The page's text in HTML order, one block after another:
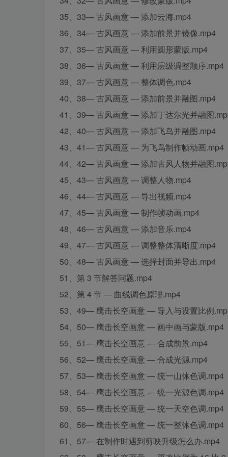
35、33— 古风画意 — 添加云海.mp4
36、34— 古风画意 — 添加前景并镜像.mp4
37、35— 古风画意 — 利用圆形蒙版.mp4
38、36— 古风画意 — 利用层级调整顺序.mp4
39、37— 古风画意 — 整体调色.mp4
40、38— 古风画意 — 添加前景并融图.mp4
41、39— 古风画意 — 添加丁达尔光并融图
42、40— 古风画意 — 添加飞鸟并融图.mp4
43、41— 古风画意 — 为飞鸟制作帧动画.mp4
44、42— 古风画意 — 添加古风人物并融图
45、43— 古风画意 — 调整人物.mp4
46、44— 古风画意 — 导出视频.mp4
47、45— 古风画意 — 制作帧动画.mp4
48、46— 古风画意 — 添加音乐.mp4
49、47— 古风画意 — 调整整体清晰度.mp4
50、48— 古风画意 — 选择封面并导出.mp4
51、第 3 节解答问题.mp4
52、第 4 节 — 曲线调色原理.mp4
53、49— 鹰击长空画意 — 导入与设置比例
54、50— 鹰击长空画意 — 画中画与蒙版.mp4
55、51— 鹰击长空画意 — 合成前景.mp4
56、52— 鹰击长空画意 — 合成光源.mp4
57、53— 鹰击长空画意 — 统一山体色调.mp4
58、54— 鹰击长空画意 — 统一光源色调.mp4
59、55— 鹰击长空画意 — 统一天空色调.mp4
60、56— 鹰击长空画意 — 统一整体色调.mp4
61、57— 在制作时遇到剪映升级怎么办.mp4